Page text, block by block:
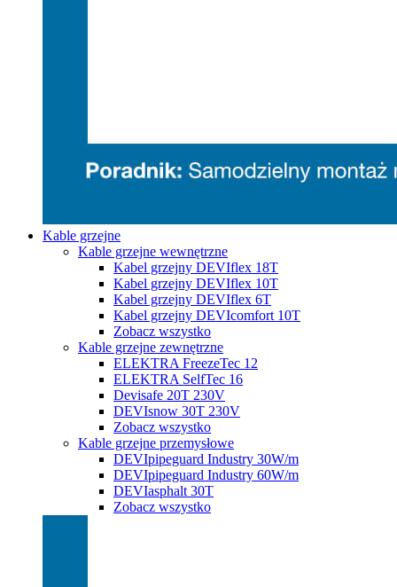
Kable grzejne
Kable grzejne wewnętrzne
Kabel grzejny DEVIflex 18T
Kabel grzejny DEVIflex 10T
Kabel grzejny DEVIflex 6T
Kabel grzejny DEVIcomfort 10T
Zobacz wszystko
Kable grzejne zewnętrzne
ELEKTRA FreezeTec 12
ELEKTRA SelfTec 16
Devisafe 20T 230V
DEVIsnow 30T 230V
Zobacz wszystko
Kable grzejne przemysłowe
DEVIpipeguard Industry 30W/m
DEVIpipeguard Industry 60W/m
DEVIasphalt 30T
Zobacz wszystko